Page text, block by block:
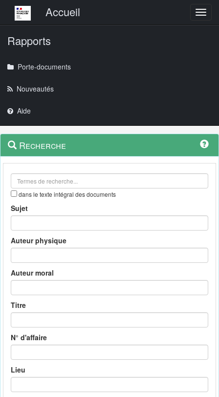
Menu principalAccueil
Rapports
Porte-documents
Nouveautés
Aide
Navigation
outils
Menu
contextuel
Recherche
dans le texte intégral des documents
Sujet
Auteur physique
Auteur moral
Titre
N° d'affaire
Lieu